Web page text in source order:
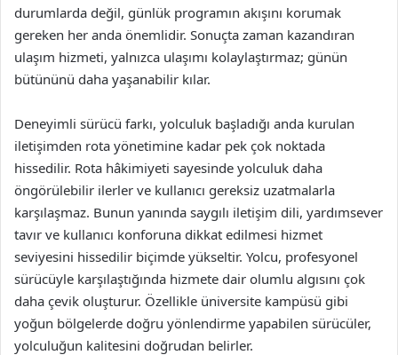
durumlarda değil, günlük programın akışını korumak
gereken her anda önemlidir. Sonuçta zaman kazandıran
ulaşım hizmeti, yalnızca ulaşımı kolaylaştırmaz; günün
bütününü daha yaşanabilir kılar.
Deneyimli sürücü farkı, yolculuk başladığı anda kurulan
iletişimden rota yönetimine kadar pek çok noktada
hissedilir. Rota hâkimiyeti sayesinde yolculuk daha
öngörülebilir ilerler ve kullanıcı gereksiz uzatmalarla
karşılaşmaz. Bunun yanında saygılı iletişim dili, yardımsever
tavır ve kullanıcı konforuna dikkat edilmesi hizmet
seviyesini hissedilir biçimde yükseltir. Yolcu, profesyonel
sürücüyle karşılaştığında hizmete dair olumlu algısını çok
daha çevik oluşturur. Özellikle üniversite kampüsü gibi
yoğun bölgelerde doğru yönlendirme yapabilen sürücüler,
yolculuğun kalitesini doğrudan belirler.